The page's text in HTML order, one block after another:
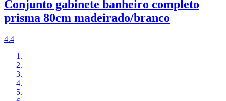
Conjunto gabinete banheiro completo
prisma 80cm madeirado/branco
4.4